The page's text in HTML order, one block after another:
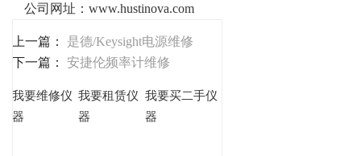
公司网址： www.hustinova.com
上一篇： 是德/Keysight电源维修
下一篇： 安捷伦频率计维修
我要维修仪
器
我要租赁仪
器
我要买二手仪
器